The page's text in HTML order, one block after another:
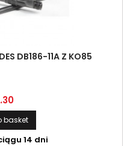
DB186-11A Z KO85
basket
14 dni